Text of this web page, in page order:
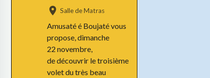
Salle de Matras
Amusaté é Boujaté vous
propose, dimanche
22 novembre,
de découvrir le troisième
volet du très beau